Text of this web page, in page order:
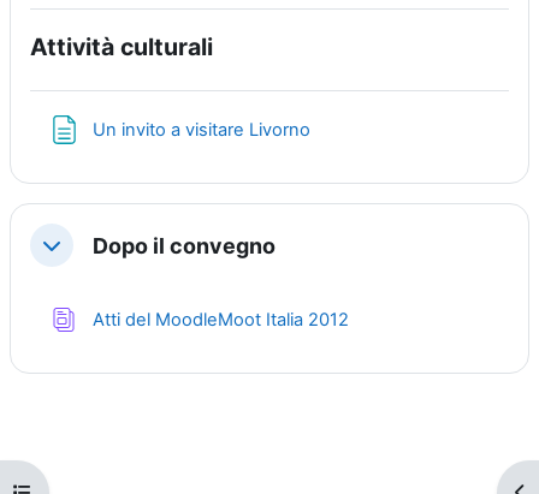
Attività culturali
Un invito a visitare Livorno
ReplierDopo il convegno
Atti del MoodleMoot Italia 2012